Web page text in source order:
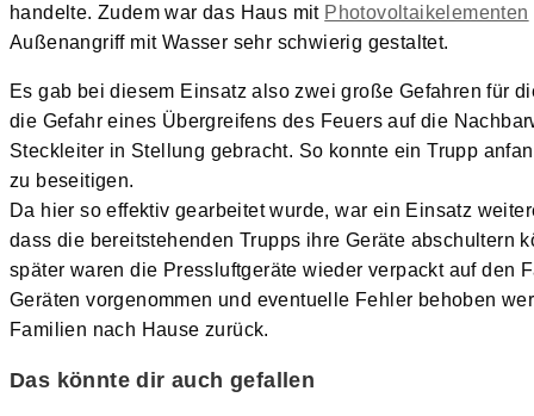
handelte. Zudem war das Haus mit Photovoltaikelementen
Außenangriff mit Wasser sehr schwierig gestaltet.
Es gab bei diesem Einsatz also zwei große Gefahren für
die Gefahr eines Übergreifens des Feuers auf die
Steckleiter in Stellung gebracht. So konnte ein Trupp
zu beseitigen.
Da hier so effektiv gearbeitet wurde, war ein Einsatz
dass die bereitstehenden Trupps ihre Geräte abschultern
später waren die Pressluftgeräte wieder verpackt auf den
Geräten vorgenommen und eventuelle Fehler behoben
Familien nach Hause zurück.
Das könnte dir auch gefallen